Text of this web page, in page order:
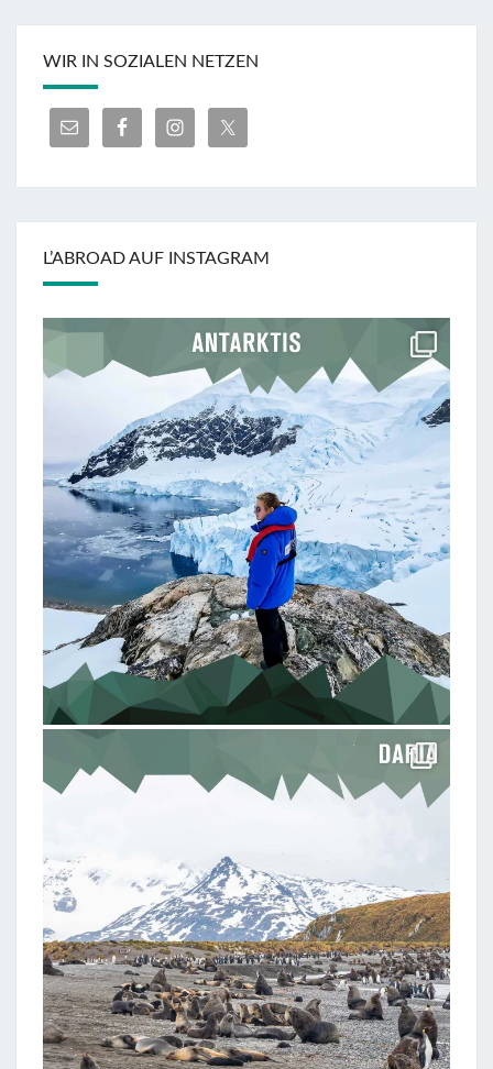
WIR IN SOZIALEN NETZEN
L’ABROAD AUF INSTAGRAM